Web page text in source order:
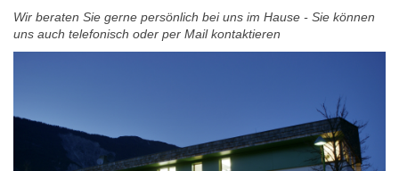
Wir beraten Sie gerne persönlich bei uns im Hause - Sie können
uns auch telefonisch oder per Mail kontaktieren